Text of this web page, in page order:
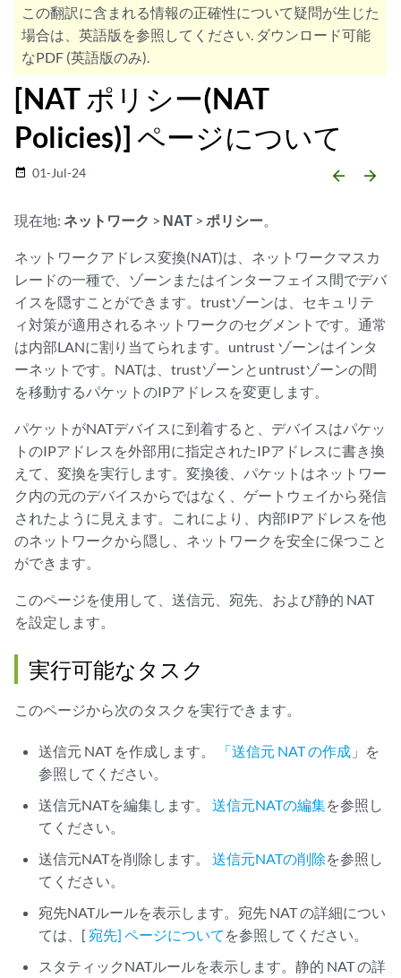
この翻訳に含まれる情報の正確性について疑問が生じた
場合は、英語版を参照してください. ダウンロード可能
なPDF (英語版のみ).
[NAT ポリシー(NAT
Policies)] ページについて
date_range 01-Jul-24 arrow_backward arrow_forward
現在地: ネットワーク > NAT > ポリシー。
ネットワークアドレス変換(NAT)は、ネットワークマスカ
レードの一種で、ゾーンまたはインターフェイス間でデバ
イスを隠すことができます。trustゾーンは、セキュリテ
ィ対策が適用されるネットワークのセグメントです。通常
は内部LANに割り当てられます。untrust ゾーンはインタ
ーネットです。NATは、trustゾーンとuntrustゾーンの間
を移動するパケットのIPアドレスを変更します。
パケットがNATデバイスに到着すると、デバイスはパケッ
トのIPアドレスを外部用に指定されたIPアドレスに書き換
えて、変換を実行します。変換後、パケットはネットワー
ク内の元のデバイスからではなく、ゲートウェイから発信
されたように見えます。これにより、内部IPアドレスを他
のネットワークから隠し、ネットワークを安全に保つこと
ができます。
このページを使用して、送信元、宛先、および静的 NAT
を設定します。
実行可能なタスク
このページから次のタスクを実行できます。
送信元 NAT を作成します。 「送信元 NAT の作成 」を
参照してください。
送信元NATを編集します。送信元NATの編集を参照し
てください。
送信元NATを削除します。送信元NATの削除を参照し
てください。
宛先NATルールを表示します。宛先 NAT の詳細につい
ては、[宛先] ページについて を参照してください。
スタティックNATルールを表示します。静的 NAT の詳